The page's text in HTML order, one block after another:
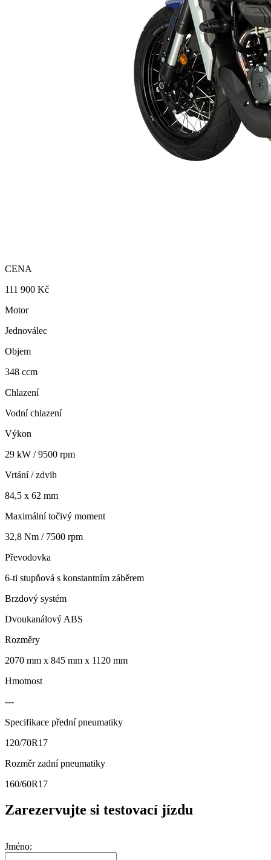
CENA
111 900 Kč
Motor
Jednoválec
Objem
348 ccm
Chlazení
Vodní chlazení
Výkon
29 kW / 9500 rpm
Vrtání / zdvih
84,5 x 62 mm
Maximální točivý moment
32,8 Nm / 7500 rpm
Převodovka
6-ti stupňová s konstantním záběrem
Brzdový systém
Dvoukanálový ABS
Rozměry
2070 mm x 845 mm x 1120 mm
Hmotnost
---
Specifikace přední pneumatiky
120/70R17
Rozměr zadní pneumatiky
160/60R17
Zarezervujte si testovací jízdu
Jméno: